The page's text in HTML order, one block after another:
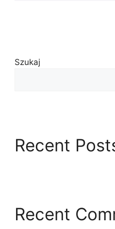
Szukaj
Recent
Recent